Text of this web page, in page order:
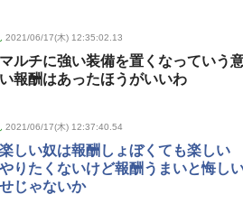
2021/06/17(木) 12:35:02.13
ルチに強い装備を置くなっていう
報酬はあったほうがいいわ
2021/06/17(木) 12:37:40.54
しい奴は報酬しょぼくても楽しい
りたくないけど報酬うまいと悔し
じゃないか